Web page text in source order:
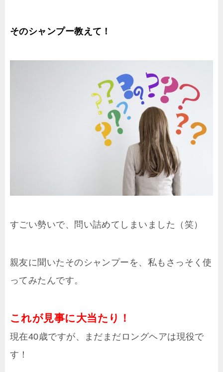
そのシャンプー教えて！
すごい勢いで、問い詰めてしまいました（笑）
親友に聞いたそのシャンプーを、私もさっそく使
ってみたんです。
これが見事に大当たり！
現在40歳ですが、まだまだロングヘアは現役で
す！